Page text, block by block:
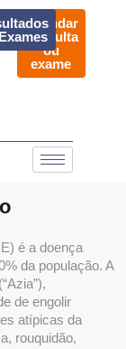
Agendar
consulta
ou
exame
é a doença
da população. A
de engolir
atípicas da
rouquidão,